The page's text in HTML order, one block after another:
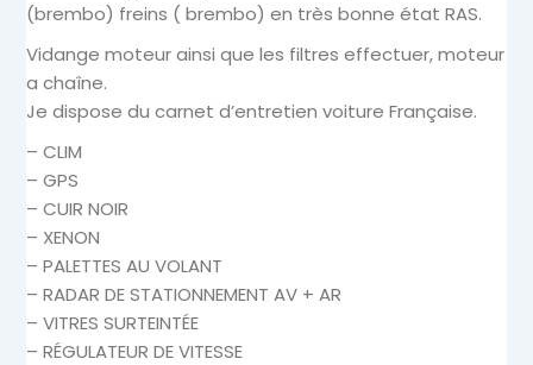
(brembo) freins ( brembo) en très bonne état RAS.
Vidange moteur ainsi que les filtres effectuer, moteur
a chaîne.
Je dispose du carnet d’entretien voiture Française.
– CLIM
– GPS
– CUIR NOIR
– XENON
– PALETTES AU VOLANT
– RADAR DE STATIONNEMENT AV + AR
– VITRES SURTEINTÉE
– RÉGULATEUR DE VITESSE